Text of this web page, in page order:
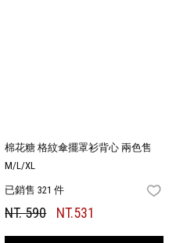
FAVORITES
棉花糖 格紋傘擺罩衫背心 兩色售
M/L/XL
已銷售 321 件
NT. 590 NT.531